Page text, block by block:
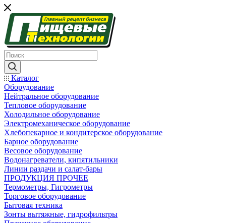
Каталог
Оборудование
Нейтральное оборудование
Тепловое оборудование
Холодильное оборудование
Электромеханическое оборудование
Хлебопекарное и кондитерское оборудование
Барное оборудование
Весовое оборудование
Водонагреватели, кипятильники
Линии раздачи и салат-бары
ПРОДУКЦИЯ ПРОЧЕЕ
Термометры, Гигрометры
Торговое оборудование
Бытовая техника
Зонты вытяжные, гидрофильтры